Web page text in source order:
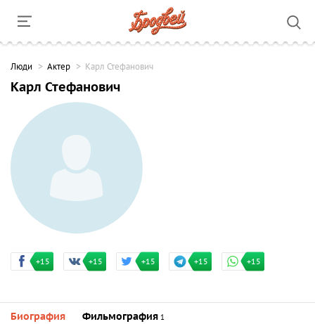
Люди Актер Карл Стефанович
Карл Стефанович
+15 +15 +15 +15 +15
Биография Фильмография 1